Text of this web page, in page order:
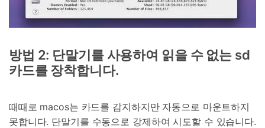
방법 2: 단말기를 사용하여 읽을 수 없는 sd
카드를 장착합니다.
때때로 macos는 카드를 감지하지만 자동으로 마운트하지
못합니다. 단말기를 수동으로 강제하여 시도할 수 있습니다.